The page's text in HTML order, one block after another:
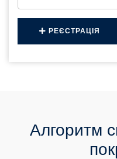
РЕЄСТРАЦІЯ
Алгоритм